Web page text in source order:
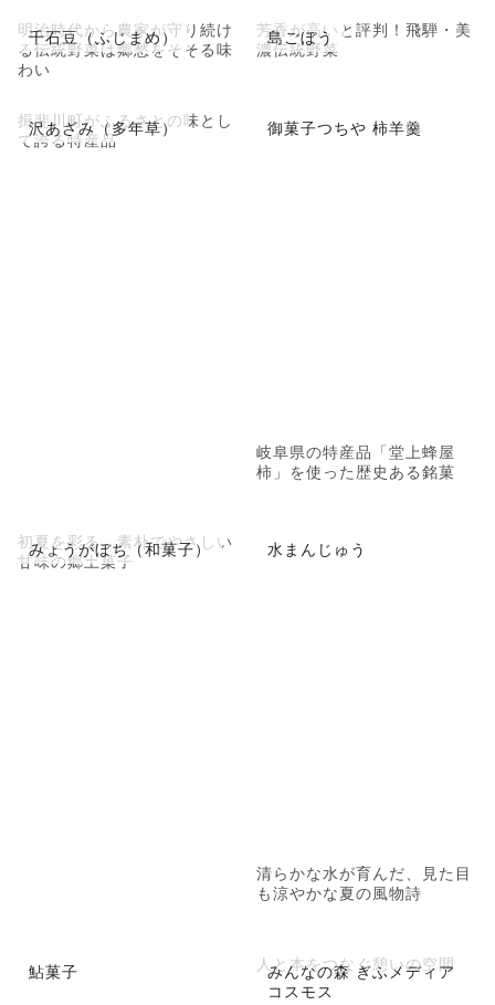
千石豆（ふじまめ）
明治時代から農家が守り続け
る伝統野菜は郷愁をそそる味
わい
島ごぼう
芳香が高いと評判！飛騨・美
濃伝統野菜
沢あざみ（多年草）
揖斐川町がふるさとの味とし
て誇る特産品
御菓子つちや 柿羊羹
岐阜県の特産品「堂上蜂屋
柿」を使った歴史ある銘菓
みょうがぼち（和菓子）
初夏を彩る、素朴でやさしい
甘味の郷土菓子
水まんじゅう
清らかな水が育んだ、見た目
も涼やかな夏の風物詩
鮎菓子
みんなの森 ぎふメディア
コスモス
人と本をつなぐ憩いの空間